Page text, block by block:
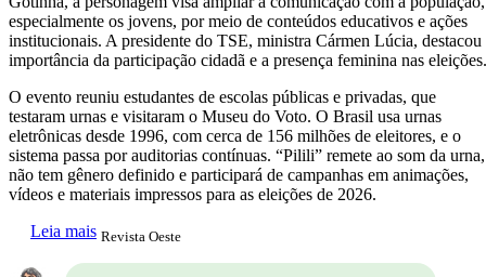
especialmente os jovens, por meio de conteúdos educativos e ações
institucionais. A presidente do TSE, ministra Cármen Lúcia, destacou
importância da participação cidadã e a presença feminina nas eleições.
O evento reuniu estudantes de escolas públicas e privadas, que
testaram urnas e visitaram o Museu do Voto. O Brasil usa urnas
eletrônicas desde 1996, com cerca de 156 milhões de eleitores, e o
sistema passa por auditorias contínuas. “Pilili” remete ao som da urna,
não tem gênero definido e participará de campanhas em animações,
vídeos e materiais impressos para as eleições de 2026.
Leia mais Revista Oeste